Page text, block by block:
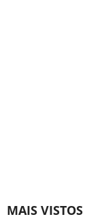
MAIS VISTOS